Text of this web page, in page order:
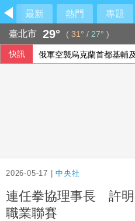
最新 熱門 專題
臺北市 29° ( 31° / 27° )
快訊 俄軍空襲烏克蘭首都基
2026-05-17 |中央社
連任拳協理事長 許明
職業聯賽